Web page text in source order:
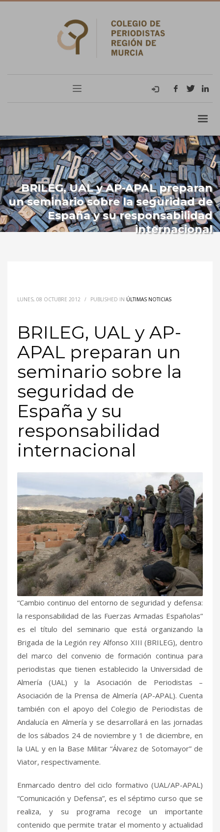
BRILEG, UAL y AP-APAL preparan
un seminario sobre la seguridad de
España y su responsabilidad
internacional
LUNES, 08 OCTUBRE 2012 / PUBLISHED IN ÚLTIMAS NOTICIAS
BRILEG, UAL y AP-
APAL preparan un
seminario sobre la
seguridad de
España y su
responsabilidad
internacional
“Cambio continuo del entorno de seguridad y defensa:
la responsabilidad de las Fuerzas Armadas Españolas”
es el título del seminario que está organizando la
Brigada de la Legión rey Alfonso XIII (BRILEG), dentro
del marco del convenio de formación continua para
periodistas que tienen establecido la Universidad de
Almería (UAL) y la Asociación de Periodistas –
Asociación de la Prensa de Almería (AP-APAL). Cuenta
también con el apoyo del Colegio de Periodistas de
Andalucía en Almería y se desarrollará en las jornadas
de los sábados 24 de noviembre y 1 de diciembre, en
la UAL y en la Base Militar “Álvarez de Sotomayor” de
Viator, respectivamente.
Enmarcado dentro del ciclo formativo (UAL/AP-APAL)
“Comunicación y Defensa”, es el séptimo curso que se
realiza, y su programa recoge un importante
contenido que permite tratar el momento y actualidad